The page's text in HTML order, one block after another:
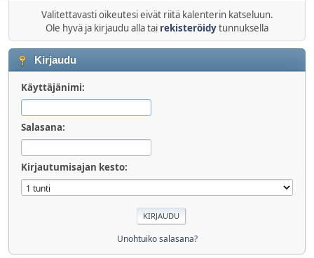
Valitettavasti oikeutesi eivät riitä kalenterin katseluun.
Ole hyvä ja kirjaudu alla tai rekisteröidytunnuksella
Kirjaudu
Käyttäjänimi:
Salasana:
Kirjautumisajan kesto:
Unohtuiko salasana?